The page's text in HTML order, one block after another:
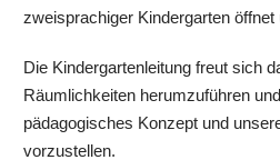
zweisprachiger Kindergarten
Die Kindergartenleitung freut sich
Räumlichkeiten herumzuführen
pädagogisches Konzept und
vorzustellen.